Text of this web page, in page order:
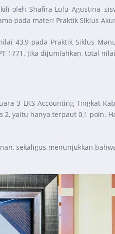
oleh Shafira Lulu Agustina,
pada materi Praktik Siklus
43,9 pada Praktik Siklus
1771. Jika dijumlahkan, total
3 LKS Accounting Tingkat
yaitu hanya terpaut 0,1
sekaligus menunjukkan